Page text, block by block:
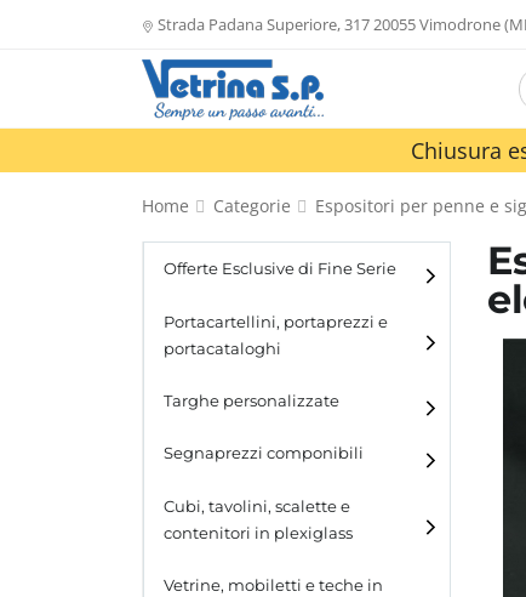
Strada Padana Superiore, 317 20055 Vimodrone
Chiusura
Home Categorie Espositori per penne e
Offerte Esclusive di Fine Serie
Portacartellini, portaprezzi e
portacataloghi
Portacartellini
Portacataloghi
Targhe personalizzate
Segnaprezzi componibili
Cubi, tavolini, scalette e
contenitori in plexiglass
Cubi
Vetrine, mobiletti e teche in